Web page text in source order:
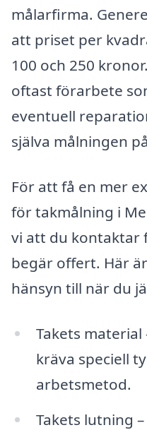
målarfirma.
att priset per
100 och 250
oftast förarbete
eventuell
själva målningen
För att få en mer
för takmålning i
vi att du kontaktar
begär offert. Här
hänsyn till när du
Takets material
kräva speciell
arbetsmetod.
Takets lutning